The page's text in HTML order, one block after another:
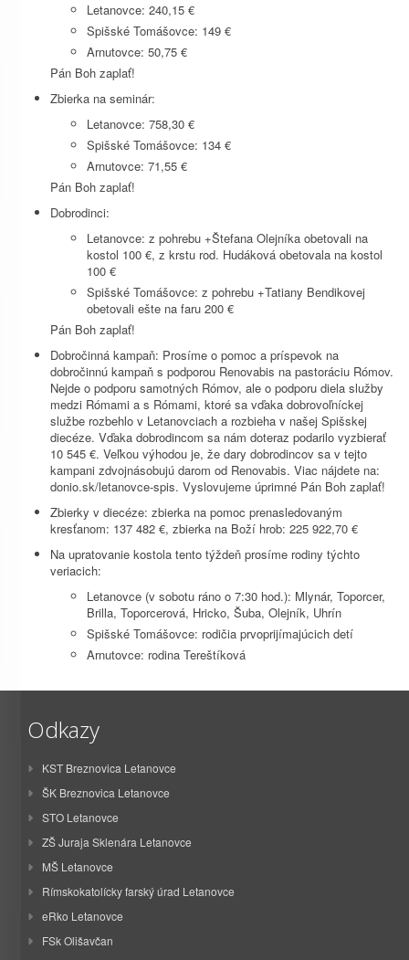
Letanovce: 240,15 €
Spišské Tomášovce: 149 €
Arnutovce: 50,75 €
Pán Boh zaplať!
Zbierka na seminár:
Letanovce: 758,30 €
Spišské Tomášovce: 134 €
Arnutovce: 71,55 €
Pán Boh zaplať!
Dobrodinci:
Letanovce: z pohrebu +Štefana Olejníka obetovali na
kostol 100 €, z krstu rod. Hudáková obetovala na kostol
100 €
Spišské Tomášovce: z pohrebu +Tatiany Bendikovej
obetovali ešte na faru 200 €
Pán Boh zaplať!
Dobročinná kampaň: Prosíme o pomoc a príspevok na
dobročinnú kampaň s podporou Renovabis na pastoráciu Rómov.
Nejde o podporu samotných Rómov, ale o podporu diela služby
medzi Rómami a s Rómami, ktoré sa vďaka dobrovoľníckej
službe rozbehlo v Letanovciach a rozbieha v našej Spišskej
diecéze. Vďaka dobrodincom sa nám doteraz podarilo vyzbierať
10 545 €. Veľkou výhodou je, že dary dobrodincov sa v tejto
kampani zdvojnásobujú darom od Renovabis. Viac nájdete na:
donio.sk/letanovce-spis. Vyslovujeme úprimné Pán Boh zaplať!
Zbierky v diecéze: zbierka na pomoc prenasledovaným
kresťanom: 137 482 €, zbierka na Boží hrob: 225 922,70 €
Na upratovanie kostola tento týždeň prosíme rodiny týchto
veriacich:
Letanovce (v sobotu ráno o 7:30 hod.): Mlynár, Toporcer,
Brilla, Toporcerová, Hricko, Šuba, Olejník, Uhrín
Spišské Tomášovce: rodičia prvoprijímajúcich detí
Arnutovce: rodina Tereštíková
Odkazy
KST Breznovica Letanovce
ŠK Breznovica Letanovce
STO Letanovce
ZŠ Juraja Sklenára Letanovce
MŠ Letanovce
Rímskokatolícky farský úrad Letanovce
eRko Letanovce
FSk Olišavčan